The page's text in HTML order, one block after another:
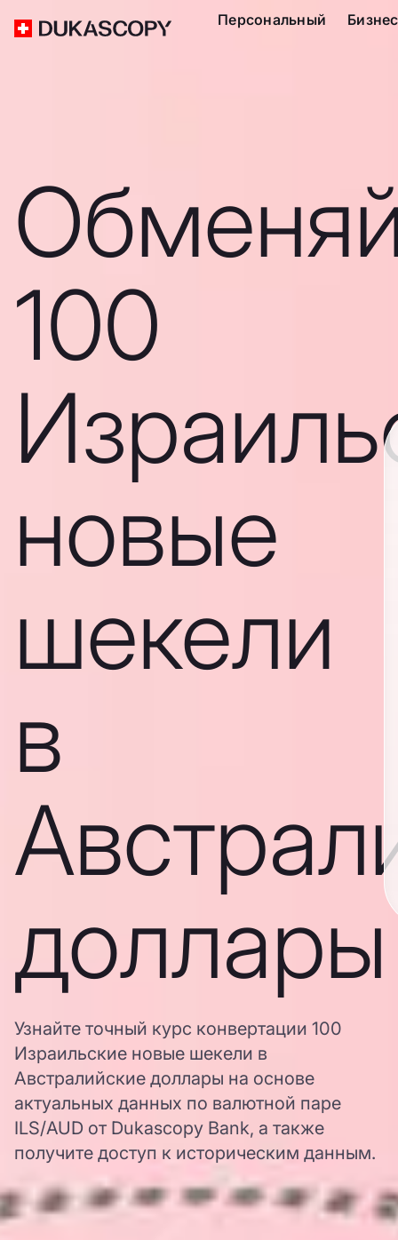
Персональный Бизнес
100
новые
шекели
в
доллары
Узнайте точный курс конвертации 100
Израильские новые шекели в
Австралийские доллары на основе
актуальных данных по валютной паре
ILS/AUD от Dukascopy Bank, а также
получите доступ к историческим данным.